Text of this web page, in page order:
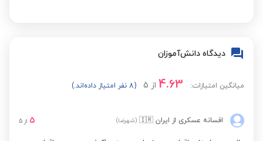
دیدگاه دانش‌آموزان
میانگین امتیازات: 4.63 از 5 (8 نفر امتیاز داده‌اند.)
افسانه عسکری از ایران 🇮🇷 (شهرضا) 5 از 5